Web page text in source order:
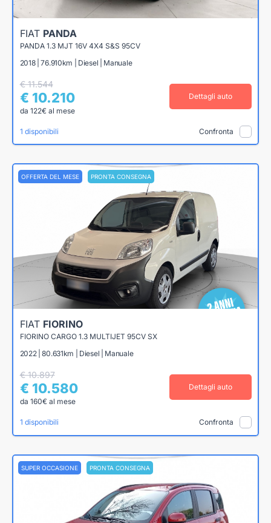
FIAT PANDA
PANDA 1.3 MJT 16V 4X4 S&S 95CV
2018 | 76.910km | Diesel | Manuale
€ 11.544
€ 10.210
da 122€ al mese
Dettagli auto
1 disponibili Confronta
OFFERTA DEL MESE PRONTA CONSEGNA
FIAT FIORINO
FIORINO CARGO 1.3 MULTIJET 95CV SX
2022 | 80.631km | Diesel | Manuale
€ 10.897
€ 10.580
da 160€ al mese
Dettagli auto
1 disponibili Confronta
SUPER OCCASIONE PRONTA CONSEGNA